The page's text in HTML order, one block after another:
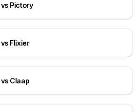
Pictory
Flixier
Claap